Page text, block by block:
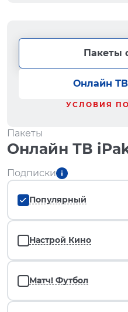
Пакеты
Онлайн
УСЛОВИЯ
Пакеты
Онлайн ТВ
Подписки
Популярный
Настрой Кино
Матч! Футбол